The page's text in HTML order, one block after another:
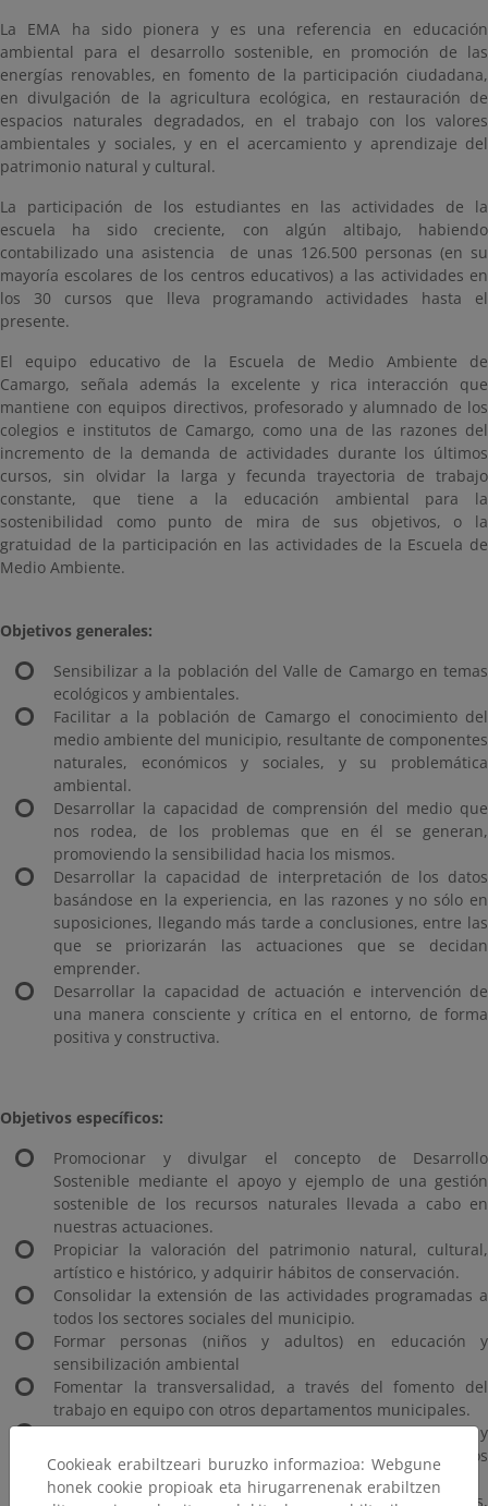
La EMA ha sido pionera y es una referencia en educación
ambiental para el desarrollo sostenible, en promoción de las
energías renovables, en fomento de la participación ciudadana,
en divulgación de la agricultura ecológica, en restauración de
espacios naturales degradados, en el trabajo con los valores
ambientales y sociales, y en el acercamiento y aprendizaje del
patrimonio natural y cultural.
La participación de los estudiantes en las actividades de la
escuela ha sido creciente, con algún altibajo, habiendo
contabilizado una asistencia de unas 126.500 personas (en su
mayoría escolares de los centros educativos) a las actividades en
los 30 cursos que lleva programando actividades hasta el
presente.
El equipo educativo de la Escuela de Medio Ambiente de
Camargo, señala además la excelente y rica interacción que
mantiene con equipos directivos, profesorado y alumnado de los
colegios e institutos de Camargo, como una de las razones del
incremento de la demanda de actividades durante los últimos
cursos, sin olvidar la larga y fecunda trayectoria de trabajo
constante, que tiene a la educación ambiental para la
sostenibilidad como punto de mira de sus objetivos, o la
gratuidad de la participación en las actividades de la Escuela de
Medio Ambiente.
Objetivos generales:
Sensibilizar a la población del Valle de Camargo en temas
ecológicos y ambientales.
Facilitar a la población de Camargo el conocimiento del
medio ambiente del municipio, resultante de componentes
naturales, económicos y sociales, y su problemática
ambiental.
Desarrollar la capacidad de comprensión del medio que
nos rodea, de los problemas que en él se generan,
promoviendo la sensibilidad hacia los mismos.
Desarrollar la capacidad de interpretación de los datos
basándose en la experiencia, en las razones y no sólo en
suposiciones, llegando más tarde a conclusiones, entre las
que se priorizarán las actuaciones que se decidan
emprender.
Desarrollar la capacidad de actuación e intervención de
una manera consciente y crítica en el entorno, de forma
positiva y constructiva.
Objetivos específicos:
Promocionar y divulgar el concepto de Desarrollo
Sostenible mediante el apoyo y ejemplo de una gestión
sostenible de los recursos naturales llevada a cabo en
nuestras actuaciones.
Propiciar la valoración del patrimonio natural, cultural,
artístico e histórico, y adquirir hábitos de conservación.
Consolidar la extensión de las actividades programadas a
todos los sectores sociales del municipio.
Formar personas (niños y adultos) en educación y
sensibilización ambiental
Fomentar la transversalidad, a través del fomento del
trabajo en equipo con otros departamentos municipales.
Promover el intercambio de información, documentación y
experiencias entre personas y entidades de distintos
lugares.
Enmarcar los proyectos y las actuaciones emprendidas,
Cookieak erabiltzeari buruzko informazioa: Webgune
honek cookie propioak eta hirugarrenenak erabiltzen